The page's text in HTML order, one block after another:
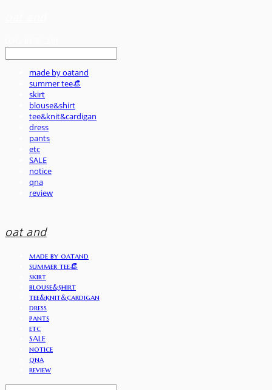
made by oatand
summer tee👒
skirt
blouse&shirt
tee&knit&cardigan
dress
pants
etc
SALE
notice
qna
review
oat and
made by oatand
summer tee👒
skirt
blouse&shirt
tee&knit&cardigan
dress
pants
etc
SALE
notice
qna
review